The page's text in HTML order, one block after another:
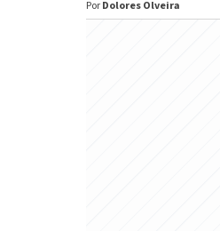
Por Dolores Olveira